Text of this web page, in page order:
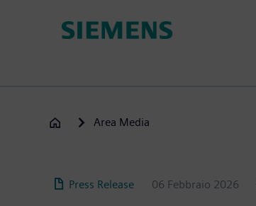
Area Media
Press Release 06 Febbraio 2026